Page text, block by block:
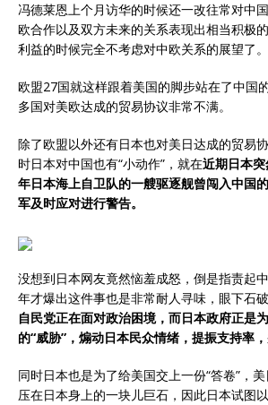
冯德莱恩上个月访华的时候还一改往常对中
欧合作以及双方未来的关系表现出相当积极
利益的时候完全不考虑对中欧关系的展望了。
欧盟27国就这样跟着美国的脚步站在了中国
多国对美欧达成的贸易协议非常不满。
除了欧盟以外还有日本也对美日达成的贸易
时日本对中国也有“小动作”，就在近期日本
年日本海上自卫队的一艘驱逐舰曾闯入中国
军及时应对进行警告。
没想到日本网友竟然恼羞成怒，倒是指责起
年才爆出这件事也是非常耐人寻味，眼下石
自民党正在面对政治困境，而日本政府正是
的“威胁”，煽动日本民众情绪，提振支持率
同时日本也是为了给美国交上一份“答卷”，
压在日本身上的一块儿巨石，因此日本试图